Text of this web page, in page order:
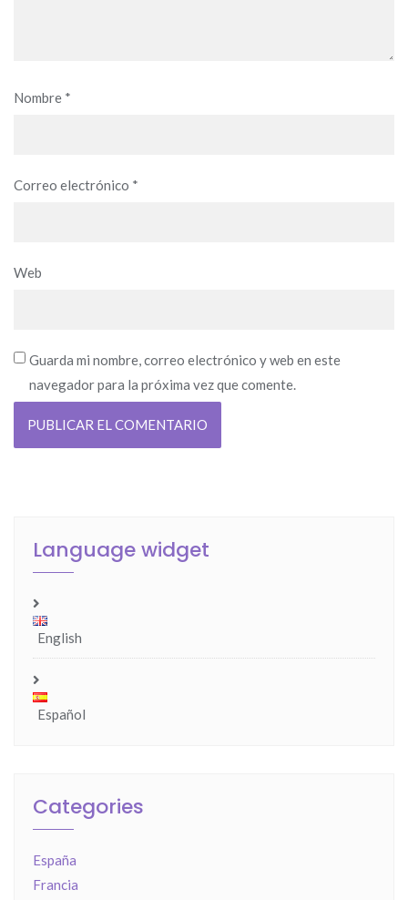
Nombre *
Correo electrónico *
Web
Guarda mi nombre, correo electrónico y web en este
navegador para la próxima vez que comente.
Language widget
English
Español
Categories
España
Francia